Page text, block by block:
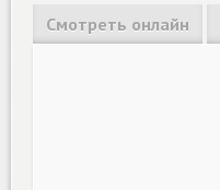
Смотреть онлайн